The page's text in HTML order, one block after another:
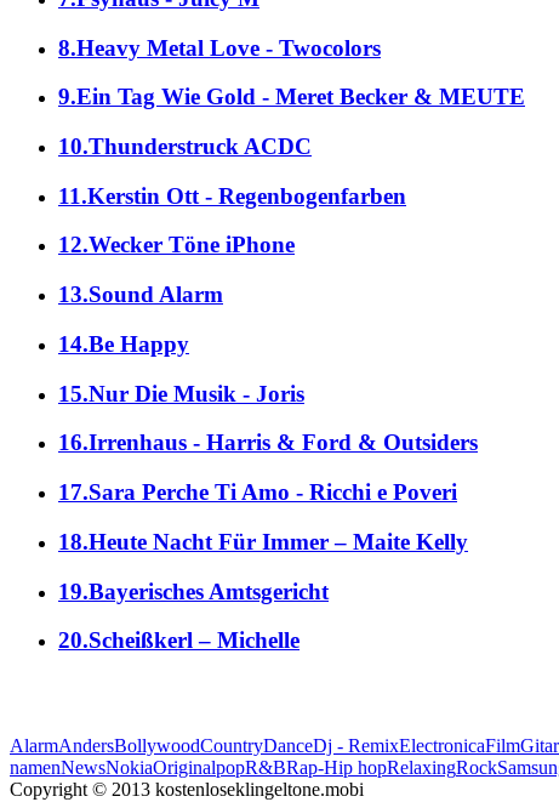
8.Heavy Metal Love - Twocolors
9.Ein Tag Wie Gold - Meret Becker & MEUTE
10.Thunderstruck ACDC
11.Kerstin Ott - Regenbogenfarben
12.Wecker Töne iPhone
13.Sound Alarm
14.Be Happy
15.Nur Die Musik - Joris
16.Irrenhaus - Harris & Ford & Outsiders
17.Sara Perche Ti Amo - Ricchi e Poveri
18.Heute Nacht Für Immer – Maite Kelly
19.Bayerisches Amtsgericht
20.Scheißkerl – Michelle
AlarmAndersBollywoodCountryDanceDj - RemixElectronicaFilm
namenNewsNokiaOriginalpopR&BRap-Hip hopRelaxingRock
Copyright © 2013 kostenloseklingeltone.mobi